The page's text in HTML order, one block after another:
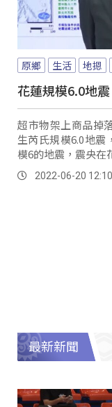
原鄉 生活 地摁
花蓮規模6.0地
超市物架上商品掉
生芮氏規模6.0地震
模6的地震，震央在
2022-06-20 12:10
最新新聞